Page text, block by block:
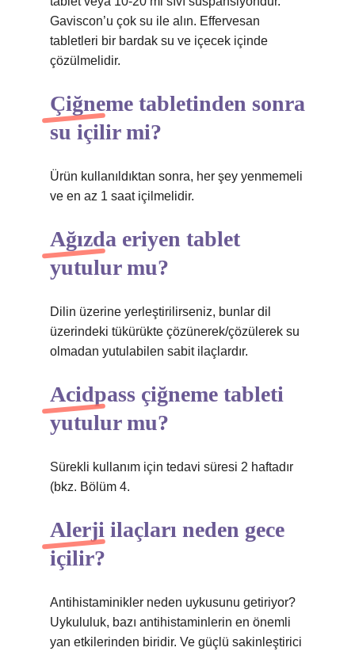
Gaviscon’u çok su ile alın. Effervesan
tabletleri bir bardak su ve içecek içinde
çözülmelidir.
Çiğneme tabletinden sonra
su içilir mi?
Ürün kullanıldıktan sonra, her şey yenmemeli
ve en az 1 saat içilmelidir.
Ağızda eriyen tablet
yutulur mu?
Dilin üzerine yerleştirilirseniz, bunlar dil
üzerindeki tükürükte çözünerek/çözülerek su
olmadan yutulabilen sabit ilaçlardır.
Acidpass çiğneme tableti
yutulur mu?
Sürekli kullanım için tedavi süresi 2 haftadır
(bkz. Bölüm 4.
Alerji ilaçları neden gece
içilir?
Antihistaminikler neden uykusunu getiriyor?
Uykululuk, bazı antihistaminlerin en önemli
yan etkilerinden biridir. Ve güçlü sakinleştirici